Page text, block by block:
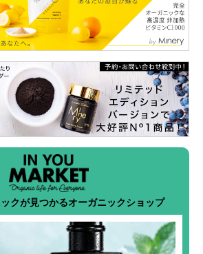
クが見つかるオーガニックショップ